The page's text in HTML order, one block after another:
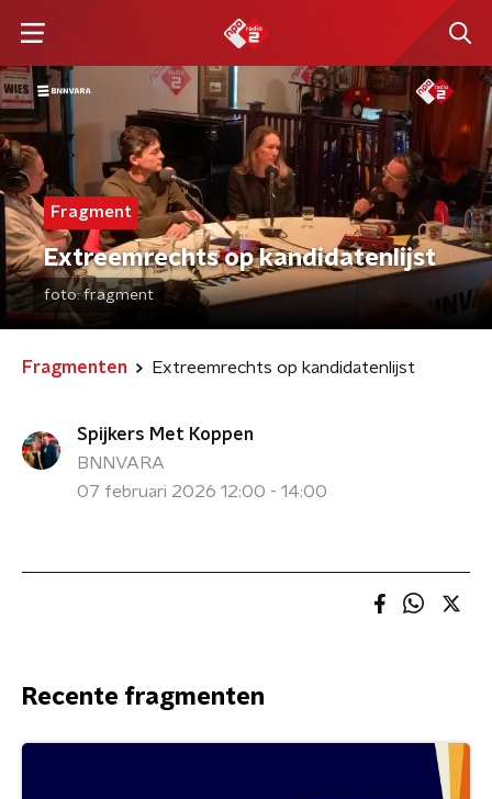
Fragment
Extreemrechts op kandidatenlijst
foto:fragment
Fragmenten Extreemrechts op kandidatenlijst
Spijkers Met Koppen
BNNVARA
07 februari 2026 12:00 - 14:00
Recente fragmenten